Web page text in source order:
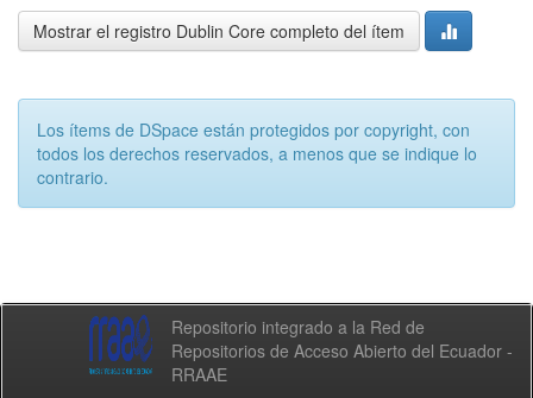
Mostrar el registro Dublin Core completo del ítem
Los ítems de DSpace están protegidos por copyright, con
todos los derechos reservados, a menos que se indique lo
contrario.
Repositorio integrado a la Red de
Repositorios de Acceso Abierto del Ecuador -
RRAAE